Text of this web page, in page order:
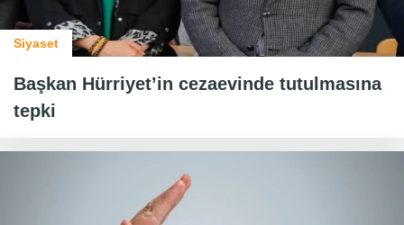
Siyaset
Başkan Hürriyet’in cezaevinde tutulmasına
tepki